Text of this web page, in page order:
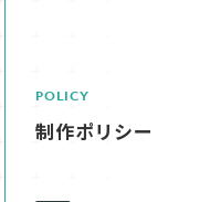
POLICY
制作ポリシー